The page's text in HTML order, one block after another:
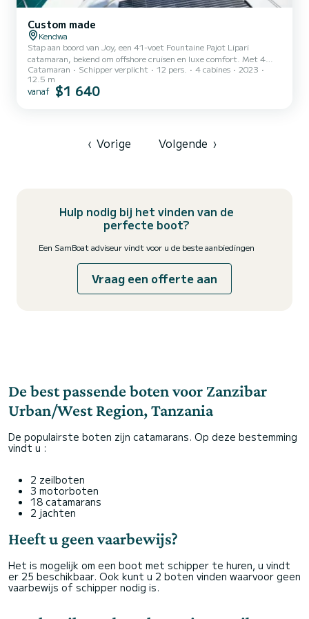
Custom made
Kendwa
Stap aan boord van Joy, een 41-voet Fountaine Pajot Lipari
catamaran, bekend om offshore cruisen en luxe comfort. Met 4
privé-queen-size hutten en 2 ruime badkamers met warme
douches en elektrische toiletten, biedt Joy ruimte, elegantie en
gemak, zelfs voor een korte trip.|Op deze privé halfdaagse cruise,
Catamaran Schipper verplicht 12 pers. 4 cabines
2023
12.5 m
vanaf $1 640
‹ Vorige Volgende ›
Hulp nodig bij het vinden van de
perfecte boot?
Een SamBoat adviseur vindt voor u de beste aanbiedingen
Vraag een offerte aan
De best passende boten voor Zanzibar
Urban/West Region, Tanzania
De populairste boten zijn catamarans. Op deze bestemming
vindt u :
2 zeilboten
3 motorboten
18 catamarans
2 jachten
Heeft u geen vaarbewijs?
Het is mogelijk om een boot met schipper te huren, u vindt
er 25 beschikbaar. Ook kunt u 2 boten vinden waarvoor geen
vaarbewijs of schipper nodig is.